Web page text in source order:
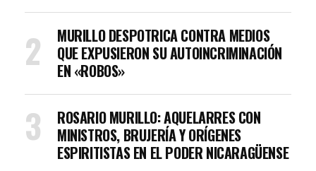
MURILLO DESPOTRICA CONTRA MEDIOS
QUE EXPUSIERON SU AUTOINCRIMINACIÓN
EN «ROBOS»
ROSARIO MURILLO: AQUELARRES CON
MINISTROS, BRUJERÍA Y ORÍGENES
ESPIRITISTAS EN EL PODER NICARAGÜENSE